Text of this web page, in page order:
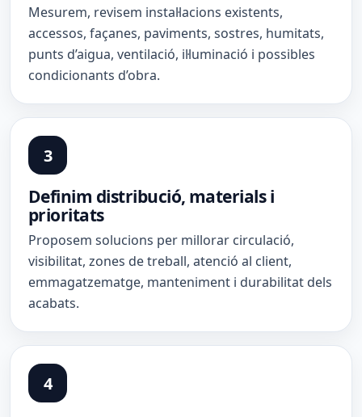
Mesurem, revisem instal·lacions existents,
accessos, façanes, paviments, sostres, humitats,
punts d’aigua, ventilació, il·luminació i possibles
condicionants d’obra.
Definim distribució, materials i
prioritats
Proposem solucions per millorar circulació,
visibilitat, zones de treball, atenció al client,
emmagatzematge, manteniment i durabilitat dels
acabats.